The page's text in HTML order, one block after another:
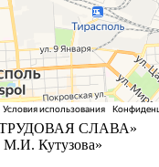
«ТРУДОВАЯ СЛАВА»
Кутузова»